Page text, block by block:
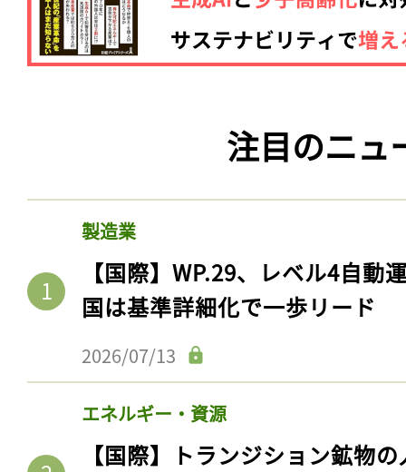
注目のニュ
製造業
【国際】WP.29、レベル4自動
国は基準詳細化で一歩リード
2026/07/13
エネルギー・資源
【国際】トランジション鉱物